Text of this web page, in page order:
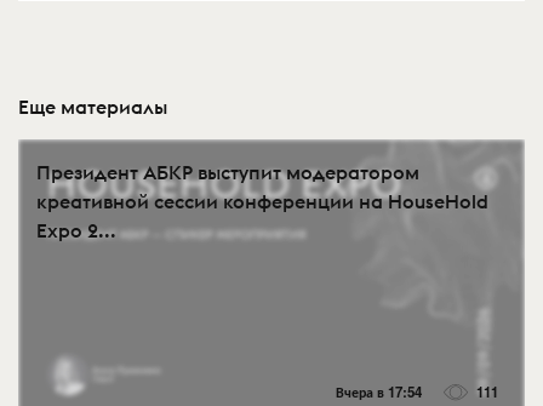
Еще материалы
Президент АБКР выступит модератором
креативной сессии конференции на HouseHold
Expo 2...
Вчера в 17:54 111